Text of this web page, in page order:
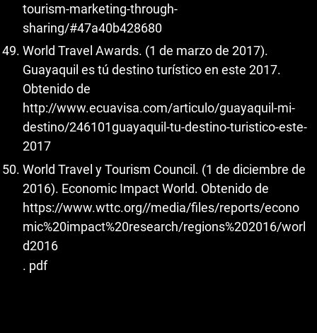
tourism-marketing-through-
sharing/#47a40b428680
World Travel Awards. (1 de marzo de 2017).
Guayaquil es tú destino turístico en este 2017.
Obtenido de
http://www.ecuavisa.com/articulo/guayaquil-mi-
destino/246101guayaquil-tu-destino-turistico-este-
2017
World Travel y Tourism Council. (1 de diciembre de
2016). Economic Impact World. Obtenido de
https://www.wttc.org//media/files/reports/econo
mic%20impact%20research/regions%202016/worl
d2016
. pdf